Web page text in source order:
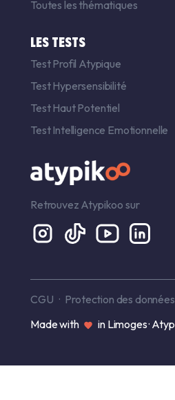
Toutes les thématiques
LES TESTS
Test Profil Atypique
Test Hypersensibilité
Test Haut Potentiel
Test Intelligence Emotionnelle
Retrouvez Atypikoo sur
CGU Protection des données
Made with
in Limoges ·